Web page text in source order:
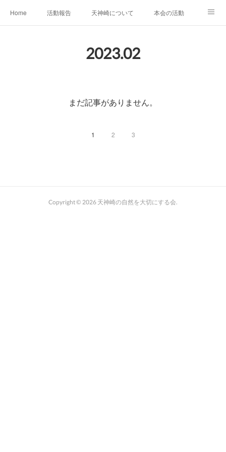
Home 活動報告 天神崎について 本会の活動
YouTube SNS
2023.02
まだ記事がありません。
1 2 3
Copyright © 2026 天神崎の自然を大切にする会.